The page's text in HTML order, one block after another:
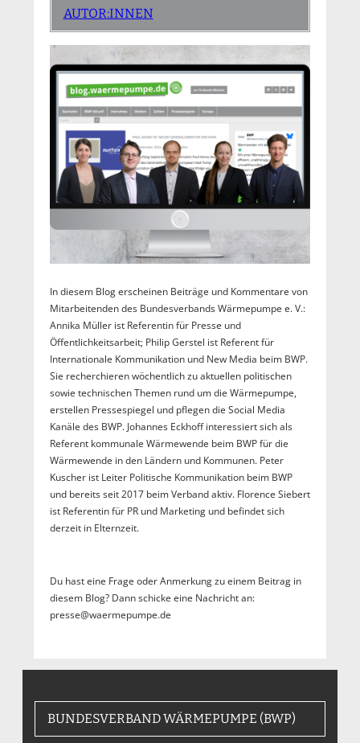
AUTOR:INNEN
In diesem Blog erscheinen Beiträge und Kommentare von
Mitarbeitenden des Bundesverbands Wärmepumpe e. V.:
Annika Müller ist Referentin für Presse und
Öffentlichkeitsarbeit; Philip Gerstel ist Referent für
Internationale Kommunikation und New Media beim BWP.
Sie recherchieren wöchentlich zu aktuellen politischen
sowie technischen Themen rund um die Wärmepumpe,
erstellen Pressespiegel und pflegen die Social Media
Kanäle des BWP. Johannes Eckhoff interessiert sich als
Referent kommunale Wärmewende beim BWP für die
Wärmewende in den Ländern und Kommunen. Peter
Kuscher ist Leiter Politische Kommunikation beim BWP
und bereits seit 2017 beim Verband aktiv. Florence Siebert
ist Referentin für PR und Marketing und befindet sich
derzeit in Elternzeit.
Du hast eine Frage oder Anmerkung zu einem Beitrag in
diesem Blog? Dann schicke eine Nachricht an:
presse@waermepumpe.de
BUNDESVERBAND WÄRMEPUMPE (BWP)